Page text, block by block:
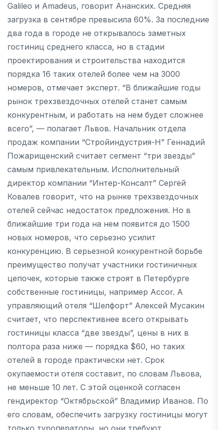
Galileo и Amadeus, говорит Ананских. Средняя
загрузка в сентябре превысила 60%. За последние
два года в городе не открывалось заметных
гостиниц среднего класса, но в стадии
проектирования и строительства находится
порядка 16 таких отелей более чем на 3000
номеров, отмечает эксперт. “В ближайшие годы
рынок трехзвездочных отелей станет самым
конкурентным, и работать на нем будет сложнее
всего”, — полагает Львов. Начальник отдела
продаж компании “Стройиндустрия-Н” Геннадий
Пожарищенский считает сегмент “три звезды”
самым привлекательным. Исполнительный
директор компании “Интер-Консалт” Сергей
Ковалев говорит, что на рынке трехзвездочных
отелей сейчас недостаток предложения. Но в
ближайшие три года на нем появится до 1500
новых номеров, что серьезно усилит
конкуренцию. В серьезной конкурентной борьбе
преимущество получат участники гостиничных
цепочек, которые также строят в Петербурге
собственные гостиницы, например Accor. А
управляющий отеля “Шелфорт” Алексей Мусакин
считает, что перспективнее всего открывать
гостиницы класса “две звезды”, цены в них в
полтора раза ниже — порядка $60, но таких
отелей в городе практически нет. Срок
окупаемости отеля составит, по словам Львова,
не меньше 10 лет. С этой оценкой согласен
гендиректор “Октябрьской” Владимир Иванов. По
его словам, обеспечить загрузку гостиницы могут
только туроператоры, но они требуют